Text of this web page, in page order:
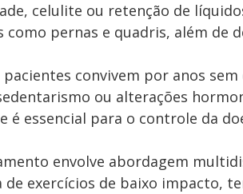
celulite ou retenção de
como pernas e quadris, além de
pacientes convivem por anos
ou alterações
é essencial para o controle da
envolve abordagem
de exercícios de baixo impacto,